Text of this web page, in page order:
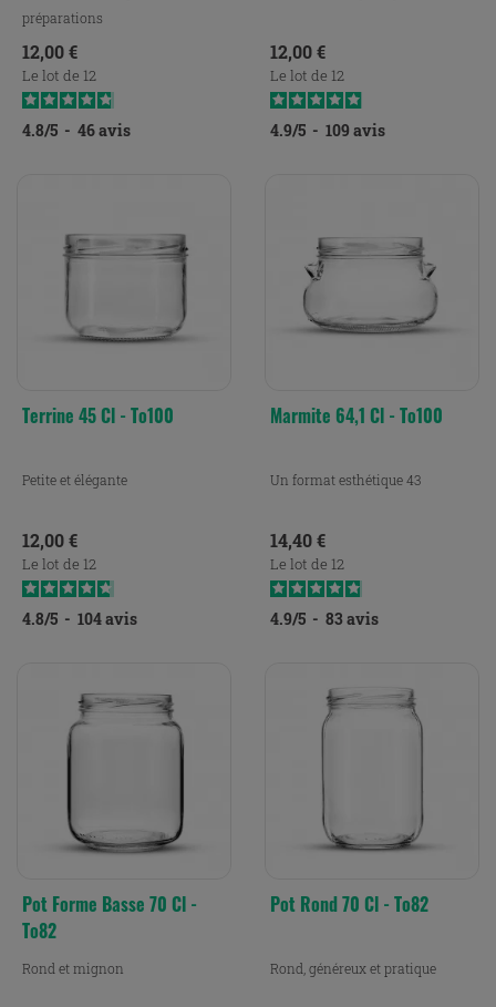
préparations
Prix
12,00 €
Le lot de 12
4.8/5 - 46avis
Prix
12,00 €
Le lot de 12
4.9/5 - 109 avis
Terrine 45 Cl - To100
Petite et élégante
Prix
12,00 €
Le lot de 12
4.8/5 - 104avis
Marmite 64,1 Cl - To100
Un format esthétique 43
Prix
14,40 €
Le lot de 12
4.9/5 - 83 avis
Pot Forme Basse 70 Cl -
To82
Rond et mignon
Pot Rond 70 Cl - To82
Rond, généreux et pratique